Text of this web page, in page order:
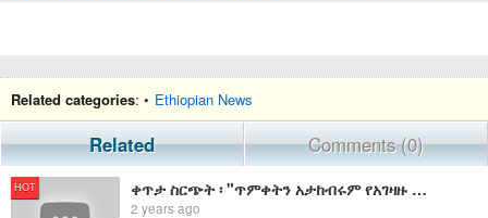
Related categories: • Ethiopian News
Related Comments (0)
HOT ቀጥታ ስርጭት ፡ "ጥምቀትን አታከብሩም የአገዛዙ እብሪትና ጫፍ ላይ የደረሰው የአማራ ሕዝብ ትግል!" የኢትዮ 360 መረጃዎች
2 years ago